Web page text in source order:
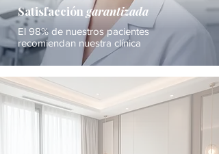
Satisfacción garantizada
El 98% de nuestros pacientes
recomiendan nuestra clínica